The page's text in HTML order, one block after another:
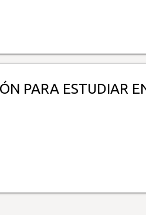
PARA ESTUDIAR